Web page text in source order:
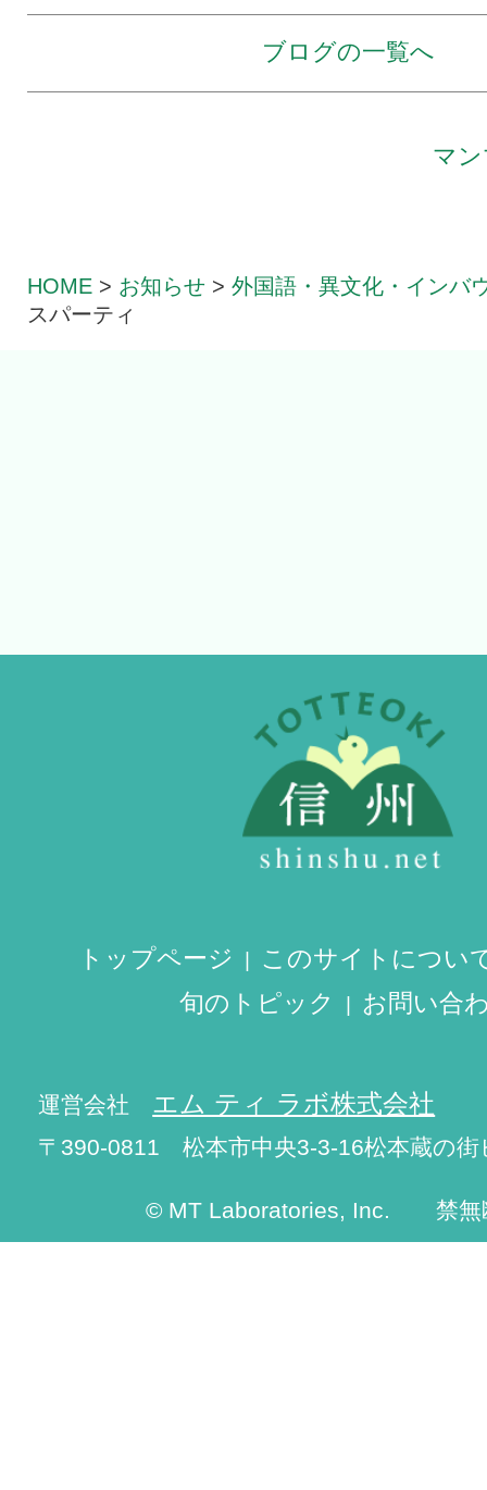
ブログの一覧へ
マ
HOME > お知らせ >外国語・異文化・インバ
スパーティ
トップページ
このサイトについ
旬のトピック
お問い合
運営会社 エム ティ ラボ株式会社
〒390-0811 松本市中央3-3-16松本蔵の街
© MT Laboratories, Inc. 禁無